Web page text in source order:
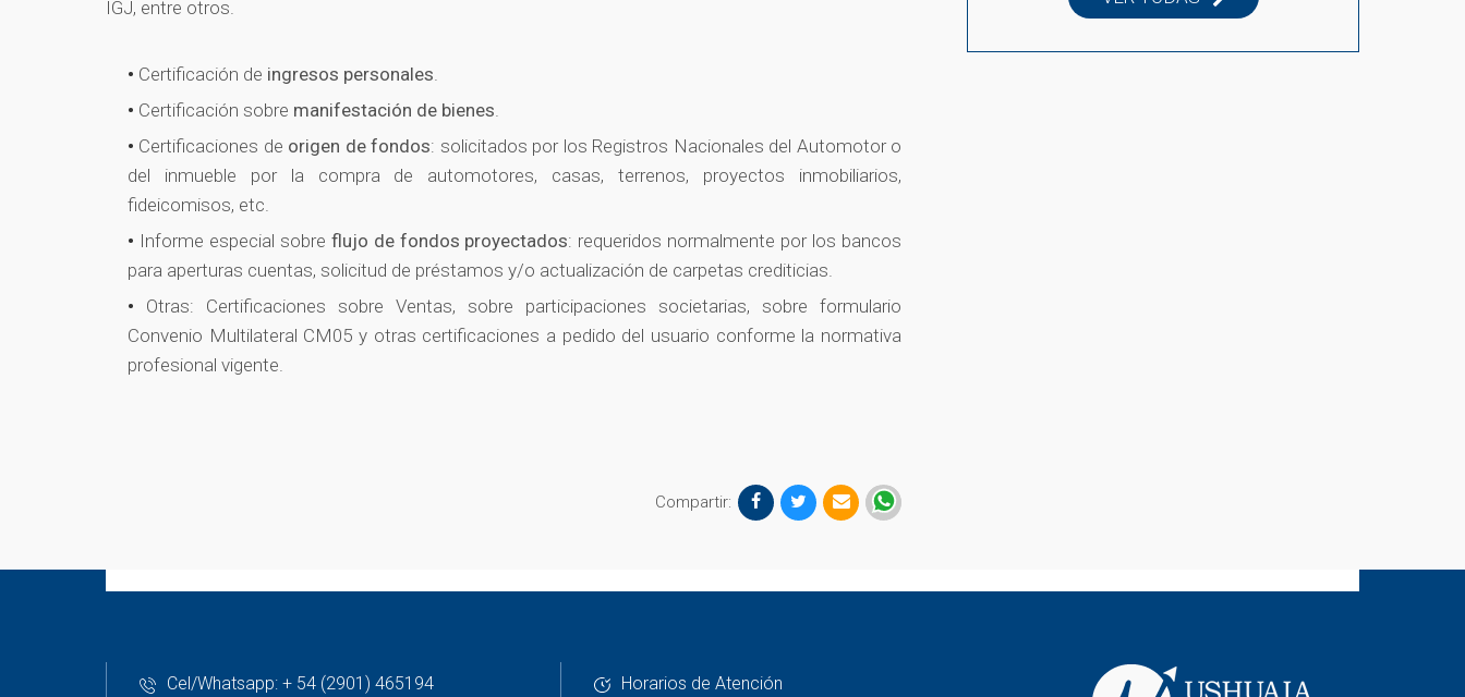
IGJ, entre otros.
Certificación de ingresos personales
Certificación sobre manifestación de bienes
Certificaciones de origen de fondos: solicitados por los Registros Nacionales del Automotor o
del inmueble por la compra de automotores, casas, terrenos, proyectos inmobiliarios,
fideicomisos, etc.
Informe especial sobre flujo de fondos proyectados: requeridos normalmente por los bancos
para aperturas cuentas, solicitud de préstamos y/o actualización de carpetas crediticias.
Otras: Certificaciones sobre Ventas, sobre participaciones societarias, sobre formulario
Convenio Multilateral CM05 y otras certificaciones a pedido del usuario conforme la normativa
profesional vigente.
Compartir:
Cel/Whatsapp: + 54 (2901) 465194 Horarios de Atención